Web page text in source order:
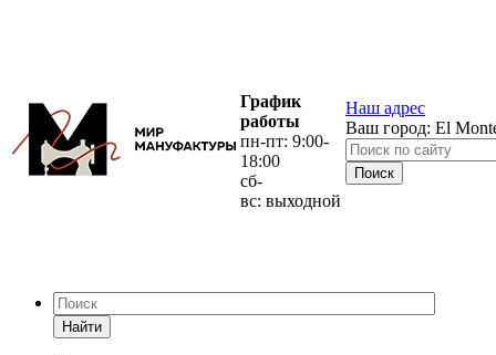
График
работы
пн-пт: 9:00-
18:00
сб-
вс: выходной
Наш адрес
Ваш город: El
Найти